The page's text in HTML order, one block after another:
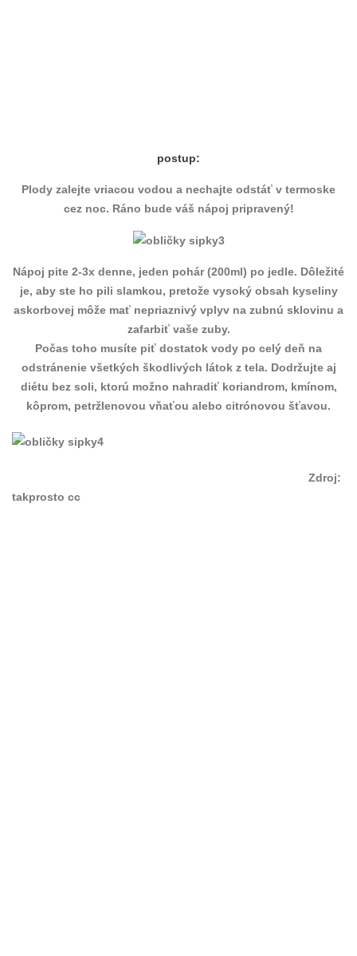
postup:
Plody zalejte vriacou vodou a nechajte odstáť v termoske
cez noc. Ráno bude váš nápoj pripravený!
Nápoj pite 2-3x denne, jeden pohár (200ml) po jedle. Dôležité
je, aby ste ho pili slamkou, pretože vysoký obsah kyseliny
askorbovej môže mať nepriaznivý vplyv na zubnú sklovinu a
zafarbiť vaše zuby.
Počas toho musíte piť dostatok vody po celý deň na
odstránenie všetkých škodlivých látok z tela. Dodržujte aj
diétu bez soli, ktorú možno nahradiť koriandrom, kmínom,
kôprom, petržlenovou vňaťou alebo citrónovou šťavou.
Zdroj:
takprosto cc